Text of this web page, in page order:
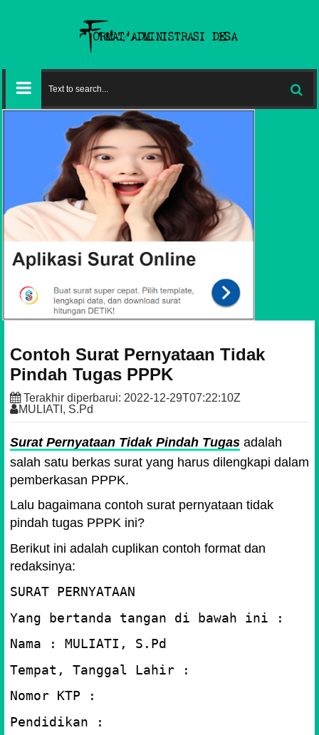
Contoh Surat Pernyataan Tidak
Pindah Tugas PPPK
Terakhir diperbarui: 2022-12-29T07:22:10Z
MULIATI, S.Pd
Surat Pernyataan Tidak Pindah Tugas adalah
salah satu berkas surat yang harus dilengkapi dalam
pemberkasan PPPK.
Lalu bagaimana contoh surat pernyataan tidak
pindah tugas PPPK ini?
Berikut ini adalah cuplikan contoh format dan
redaksinya:
SURAT PERNYATAAN
Yang bertanda tangan di bawah ini :
Nama : MULIATI, S.Pd
Tempat, Tanggal Lahir :
Nomor KTP :
Pendidikan :